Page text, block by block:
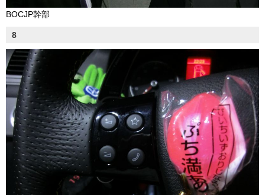
BOCJP幹部
8